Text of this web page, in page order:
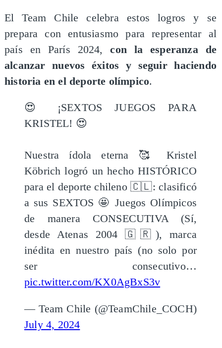
El Team Chile celebra estos logros y se
prepara con entusiasmo para representar al
país en París 2024,
con la esperanza de
alcanzar nuevos éxitos y seguir haciendo
historia en el deporte olímpico.
😍 ¡SEXTOS JUEGOS PARA
KRISTEL! 😍
Nuestra ídola eterna 🥰 Kristel
Köbrich logró un hecho HISTÓRICO
para el deporte chileno 🇨🇱: clasificó
a sus SEXTOS 🤩 Juegos Olímpicos
de manera CONSECUTIVA (Sí,
desde Atenas 2004 🇬🇷), marca
inédita en nuestro país (no solo por
ser consecutivo…
pic.twitter.com/KX0AgBxS3v
— Team Chile (@TeamChile_COCH)
July 4, 2024